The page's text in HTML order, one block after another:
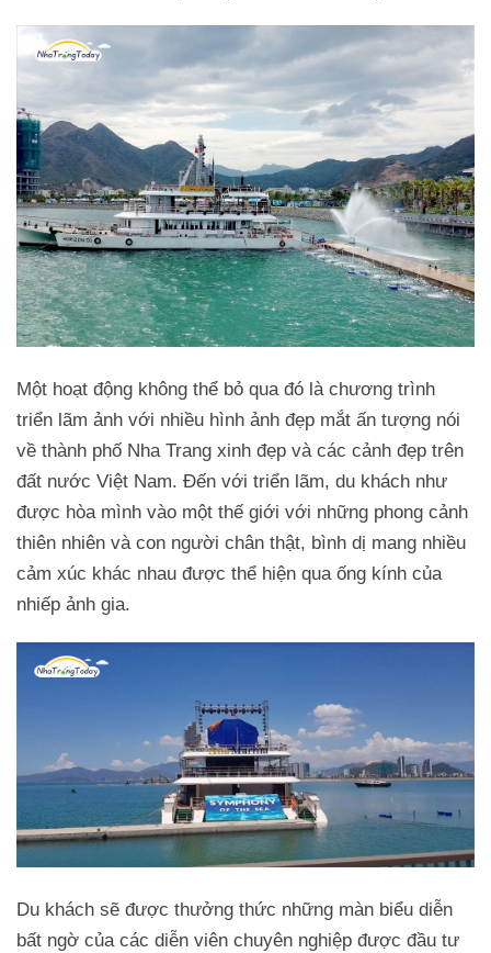
Một hoạt động không thể bỏ qua đó là chương trình
triển lãm ảnh với nhiều hình ảnh đẹp mắt ấn tượng nói
về thành phố Nha Trang xinh đẹp và các cảnh đẹp trên
đất nước Việt Nam. Đến với triển lãm, du khách như
được hòa mình vào một thế giới với những phong cảnh
thiên nhiên và con người chân thật, bình dị mang nhiều
cảm xúc khác nhau được thể hiện qua ống kính của
nhiếp ảnh gia.
Du khách sẽ được thưởng thức những màn biểu diễn
bất ngờ của các diễn viên chuyên nghiệp được đầu tư